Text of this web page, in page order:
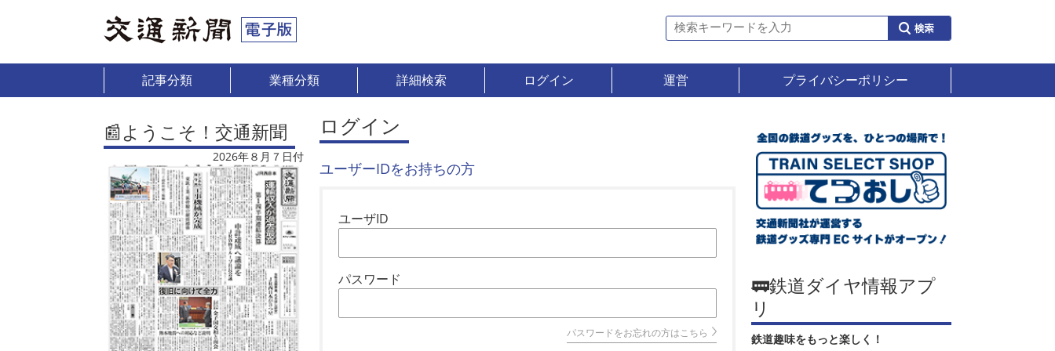
記事分類 業種分類 詳細検索 ログイン 運営 プライバシーポリシー
📰ようこそ！交通新聞
2026年８月７日付
ログイン
ユーザーIDをお持ちの方
ユーザID
パスワード
パスワードをお忘れの方はこちら
🚃鉄道ダイヤ情報アプ
リ
鉄道趣味をもっと楽しく！